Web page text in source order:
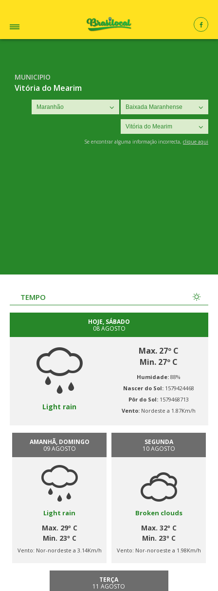
MUNICIPIO
Vitória do Mearim
Se encontrar alguma informação incorrecta, clique aqui
TEMPO
HOJE, SÁBADO
08 AGOSTO
Light rain
Max. 27º C
Min. 27º C
Humidade: 88%
Nascer do Sol: 1579424468
Pôr do Sol: 1579468713
Vento: Nordeste a 1.87Km/h
AMANHÃ, DOMINGO
09 AGOSTO
Light rain
Max. 29º C
Min. 23º C
Vento: Nor-nordeste a 3.14Km/h
SEGUNDA
10 AGOSTO
Broken clouds
Max. 32º C
Min. 23º C
Vento: Nor-noroeste a 1.98Km/h
TERÇA
11 AGOSTO